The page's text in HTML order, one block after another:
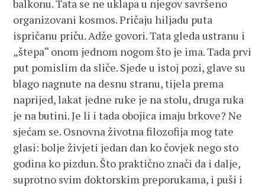
balkonu. Tata se ne uklapa u njegov savršeno
organizovani kosmos. Pričaju hiljadu puta
ispričanu priču. Adže govori. Tata gleda ustranu i
„štepa“ onom jednom nogom što je ima. Tada prvi
put pomislim da sliče. Sjede u istoj pozi, glave su
blago nagnute na desnu stranu, tijela prema
naprijed, lakat jedne ruke je na stolu, druga ruka
je na butini. Je li i tada obojica imaju brkove? Ne
sjećam se. Osnovna životna filozofija mog tate
glasi: bolje živjeti jedan dan ko čovjek nego sto
godina ko pizdun. Što praktično znači da i dalje,
suprotno svim doktorskim preporukama, i puši i